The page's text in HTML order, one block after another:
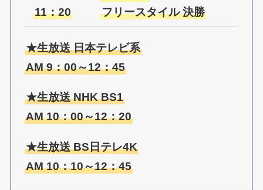
11：20
フリースタイル決勝
★生放送 日本テレビ系
AM 9：00～12：45
★生放送 NHK BS1
AM 10：00～12：20
★生放送 BS日テレ4K
AM 10：10～12：45